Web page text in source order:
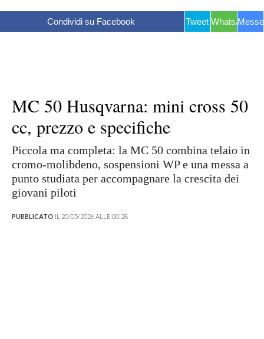
Condividi su Facebook Tweet WhatsApp
MC 50 Husqvarna: mini cross 50
cc, prezzo e specifiche
Piccola ma completa: la MC 50 combina telaio in
cromo‑molibdeno, sospensioni WP e una messa a
punto studiata per accompagnare la crescita dei
giovani piloti
PUBBLICATO IL 20/05/2026 ALLE 00:28